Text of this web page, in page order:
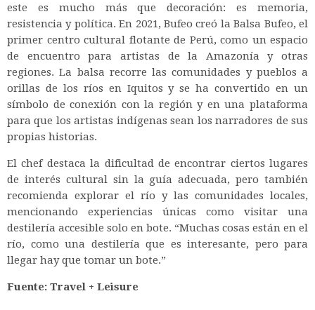
este es mucho más que decoración: es memoria,
resistencia y política. En 2021, Bufeo creó la Balsa Bufeo, el
primer centro cultural flotante de Perú, como un espacio
de encuentro para artistas de la Amazonía y otras
regiones. La balsa recorre las comunidades y pueblos a
orillas de los ríos en Iquitos y se ha convertido en un
símbolo de conexión con la región y en una plataforma
para que los artistas indígenas sean los narradores de sus
propias historias.
El chef destaca la dificultad de encontrar ciertos lugares
de interés cultural sin la guía adecuada, pero también
recomienda explorar el río y las comunidades locales,
mencionando experiencias únicas como visitar una
destilería accesible solo en bote. “Muchas cosas están en el
río, como una destilería que es interesante, pero para
llegar hay que tomar un bote.”
Fuente: Travel + Leisure